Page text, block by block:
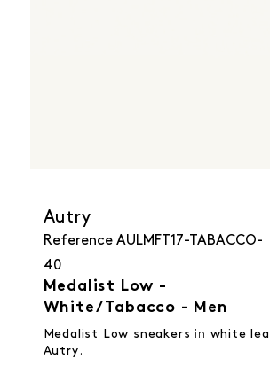
Autry
Reference AULMFT17-TABACCO-
40
Medalist Low -
White/Tabacco - Men
Medalist Low sneakers in white
Autry .